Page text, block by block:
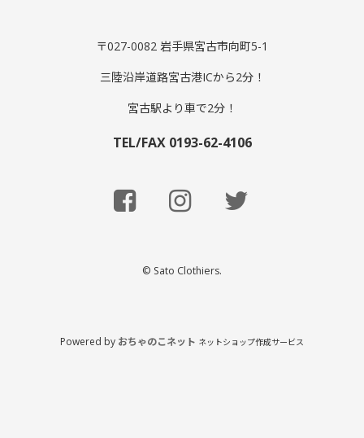
〒027-0082 岩手県宮古市向町5-1
三陸沿岸道路宮古港ICから2分！
宮古駅より車で2分！
TEL/FAX 0193-62-4106
© Sato Clothiers.
Powered by おちゃのこネット ネットショップ作成サービス